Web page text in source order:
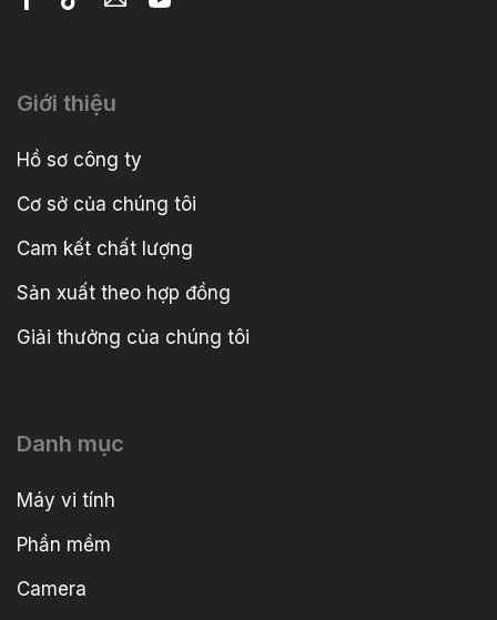
Giới thiệu
Hồ sơ công ty
Cơ sở của chúng tôi
Cam kết chất lượng
Sản xuất theo hợp đồng
Giải thưởng của chúng tôi
Danh mục
Máy vi tính
Phần mềm
Camera